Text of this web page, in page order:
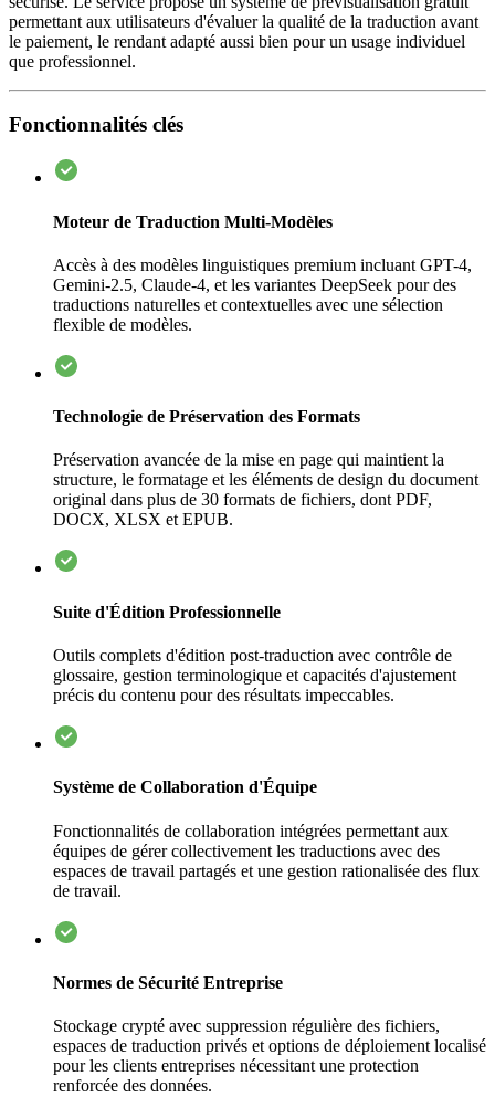
permettant aux utilisateurs d'évaluer la qualité de la traduction avant
le paiement, le rendant adapté aussi bien pour un usage individuel
que professionnel.
Fonctionnalités clés
Moteur de Traduction Multi-Modèles
Accès à des modèles linguistiques premium incluant GPT-4,
Gemini-2.5, Claude-4, et les variantes DeepSeek pour des
traductions naturelles et contextuelles avec une sélection
flexible de modèles.
Technologie de Préservation des Formats
Préservation avancée de la mise en page qui maintient la
structure, le formatage et les éléments de design du document
original dans plus de 30 formats de fichiers, dont PDF,
DOCX, XLSX et EPUB.
Suite d'Édition Professionnelle
Outils complets d'édition post-traduction avec contrôle de
glossaire, gestion terminologique et capacités d'ajustement
précis du contenu pour des résultats impeccables.
Système de Collaboration d'Équipe
Fonctionnalités de collaboration intégrées permettant aux
équipes de gérer collectivement les traductions avec des
espaces de travail partagés et une gestion rationalisée des flux
de travail.
Normes de Sécurité Entreprise
Stockage crypté avec suppression régulière des fichiers,
espaces de traduction privés et options de déploiement localisé
pour les clients entreprises nécessitant une protection
renforcée des données.